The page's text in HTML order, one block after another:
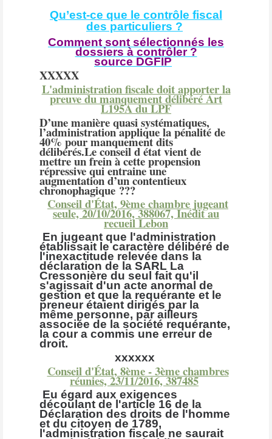
Qu’est-ce que le contrôle fiscal
des particuliers ?
Comment sont sélectionnés les
dossiers à contrôler ?
source DGFIP
XXXXX
L'administration fiscale doit apporter la
preuve du manquement délibéré Art
L195A du LPF
D’une manière quasi systématiques,
l’administration applique la pénalité de
40% pour manquement dits
délibérés.Le conseil d état vient de
mettre un frein à cette propension
répressive qui entraine une
augmentation d’un contentieux
chronophagique ???
Conseil d'État, 9ème chambre jugeant
seule, 20/10/2016, 388067, Inédit au
recueil Lebon
En jugeant que l'administration
établissait le caractère délibéré de
l'inexactitude relevée dans la
déclaration de la SARL La
Cressonière du seul fait qu'il
s'agissait d'un acte anormal de
gestion et que la requérante et le
preneur étaient dirigés par la
même personne, par ailleurs
associée de la société requérante,
la cour a commis une erreur de
droit.
xxxxxx
Conseil d'État, 8ème - 3ème chambres
réunies, 23/11/2016, 387485
Eu égard aux exigences
découlant de l'article 16 de la
Déclaration des droits de l'homme
et du citoyen de 1789,
l'administration fiscale ne saurait